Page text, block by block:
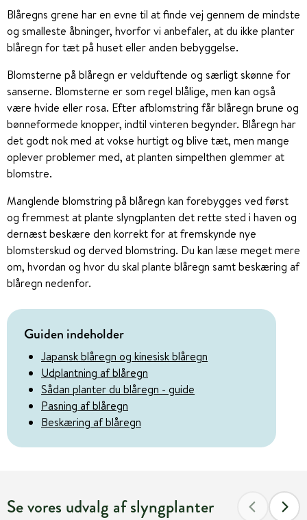
Blåregns grene har en evne til at finde vej gennem de mindste
og smalleste åbninger, hvorfor vi anbefaler, at du ikke planter
blåregn for tæt på huset eller anden bebyggelse.
Blomsterne på blåregn er velduftende og særligt skønne for
sanserne. Blomsterne er som regel blålige, men kan også
være hvide eller rosa. Efter afblomstring får blåregn brune og
bønneformede knopper, indtil vinteren begynder. Blåregn har
det godt nok med at vokse hurtigt og blive tæt, men mange
oplever problemer med, at planten simpelthen glemmer at
blomstre.
Manglende blomstring på blåregn kan forebygges ved først
og fremmest at plante slyngplanten det rette sted i haven og
dernæst beskære den korrekt for at fremskynde nye
blomsterskud og derved blomstring. Du kan læse meget mere
om, hvordan og hvor du skal plante blåregn samt beskæring af
blåregn nedenfor.
Guiden indeholder
Japansk blåregn og kinesisk blåregn
Udplantning af blåregn
Sådan planter du blåregn - guide
Pasning af blåregn
Beskæring af blåregn
Se vores udvalg af slyngplanter